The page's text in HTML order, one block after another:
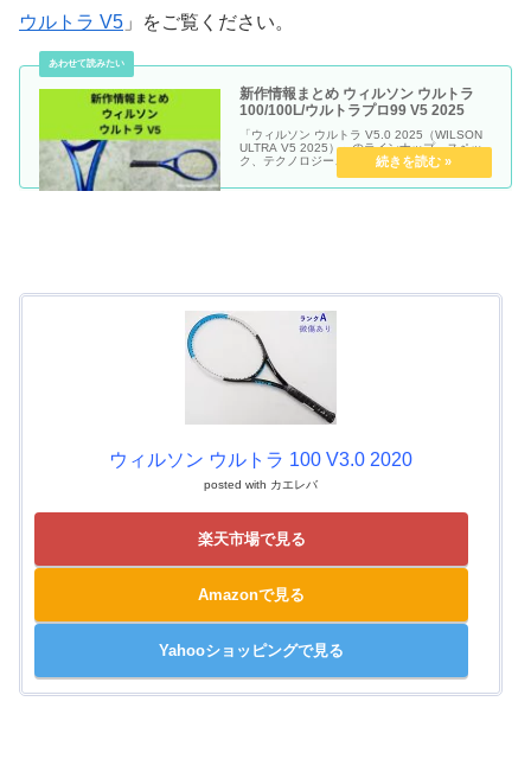
ウルトラ V5 」をご覧ください。
新作情報まとめ ウィルソン ウルトラ
100/100L/ウルトラプロ99 V5 2025
「ウィルソン ウルトラ V5.0 2025（WILSON
ULTRA V5 2025）」のラインナップ、スペッ
ク、テクノロジー、解説動画をまとめていきま
ウィルソン ウルトラ 100 V3.0 2020
posted with カエレバ
楽天市場で見る
Amazonで見る
Yahooショッピングで見る